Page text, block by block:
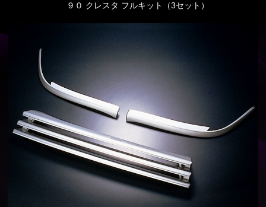
９０ クレスタ フルキット（3セット）